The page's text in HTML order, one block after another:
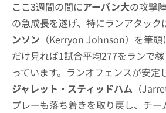
ここ3週間の間にアーバン大の攻撃
の急成長を遂げ、特にランアタック
ンソン （Kerryon Johnson）を筆
だけ見れば1試合平均277をランで
っています。ランオフェンスが安定
ジャレット・スティッドハム （
プレーも落ち着きを取り戻し、チー